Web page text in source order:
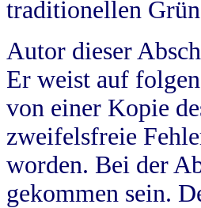
traditionellen
Autor dieser
Er weist auf
von einer Kopie
zweifelsfreie
worden. Bei der
gekommen sein.